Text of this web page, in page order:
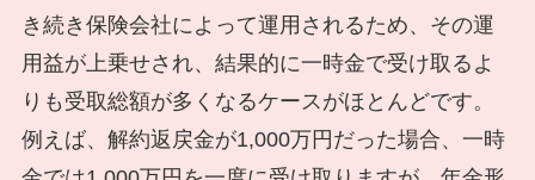
き続き保険会社によって運用されるため、その運
用益が上乗せされ、結果的に一時金で受け取るよ
りも受取総額が多くなるケースがほとんどです。
例えば、解約返戻金が1,000万円だった場合、一時